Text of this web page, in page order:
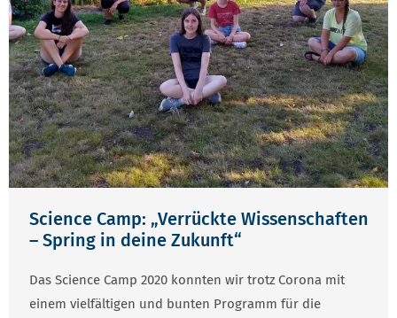
Science Camp: „Verrückte Wissenschaften
– Spring in deine Zukunft“
Das Science Camp 2020 konnten wir trotz Corona mit
einem vielfältigen und bunten Programm für die